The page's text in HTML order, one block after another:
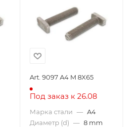
Art. 9097 A4 M 8X65
Под заказ к 26.08
Марка стали — A4
Диаметр (d) — 8 mm